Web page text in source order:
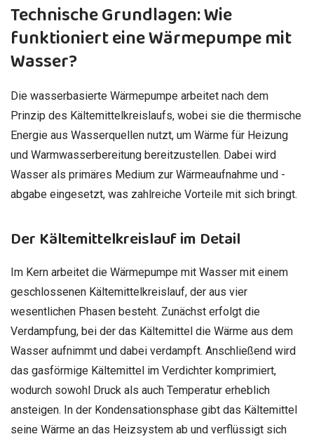
Technische Grundlagen: Wie
funktioniert eine Wärmepumpe mit
Wasser?
Die wasserbasierte Wärmepumpe arbeitet nach dem
Prinzip des Kältemittelkreislaufs, wobei sie die thermische
Energie aus Wasserquellen nutzt, um Wärme für Heizung
und Warmwasserbereitung bereitzustellen. Dabei wird
Wasser als primäres Medium zur Wärmeaufnahme und -
abgabe eingesetzt, was zahlreiche Vorteile mit sich bringt.
Der Kältemittelkreislauf im Detail
Im Kern arbeitet die Wärmepumpe mit Wasser mit einem
geschlossenen Kältemittelkreislauf, der aus vier
wesentlichen Phasen besteht. Zunächst erfolgt die
Verdampfung, bei der das Kältemittel die Wärme aus dem
Wasser aufnimmt und dabei verdampft. Anschließend wird
das gasförmige Kältemittel im Verdichter komprimiert,
wodurch sowohl Druck als auch Temperatur erheblich
ansteigen. In der Kondensationsphase gibt das Kältemittel
seine Wärme an das Heizsystem ab und verflüssigt sich